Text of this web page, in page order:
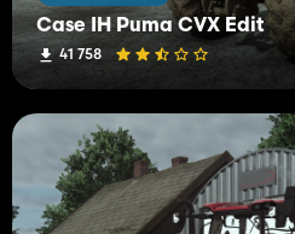
Case IH Puma CVX Edit
41 758